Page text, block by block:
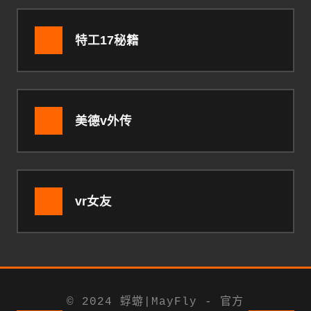
特工17秘籍
美德v外传
vr女友
© 2024 蜉蝣|MayFly - 官方